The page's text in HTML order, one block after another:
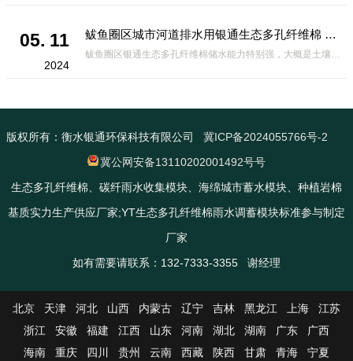
05. 11
2024
鲅鱼圈区城市河道排水用银通生态多孔纤维棉 渗透性好重量轻
鲅鱼圈区银通生态多孔纤维棉储水能力特别强，大概是土壤的6倍，所以在下暴雨或者是严重的雨雪天气时，能将降水量很好的吸收掉，到了天气晴朗之后又会将这些水分蒸发到空气中。这种材料在绿化环保上能起到很大的作用，能够大
版权所有：衡水银通环保科技有限公司
冀ICP备2024055766号-2
冀公网安备13110202001492号号
生态多孔纤维棉、碳纤雨水收集模块、海绵城市蓄水模块、种植岩棉
基质实力生产供应厂家;YT生态多孔纤维棉雨水调蓄模块标准参与制定
厂家
如有需要请联系：132-7333-3355 谢经理
北京 天津 河北 山西 内蒙古 辽宁 吉林 黑龙江 上海
江苏
浙江
安徽 福建 江西 山东 河南 湖北 湖南 广东
广西
海南
重庆 四川 贵州 云南 西藏 陕西 甘肃 青海 宁夏